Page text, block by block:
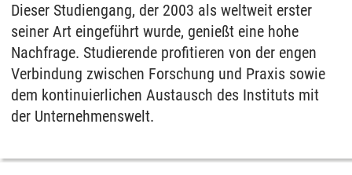
Dieser Studiengang, der 2003 als weltweit erster
seiner Art eingeführt wurde, genießt eine hohe
Nachfrage. Studierende profitieren von der engen
Verbindung zwischen Forschung und Praxis sowie
dem kontinuierlichen Austausch des Instituts mit
der Unternehmenswelt.